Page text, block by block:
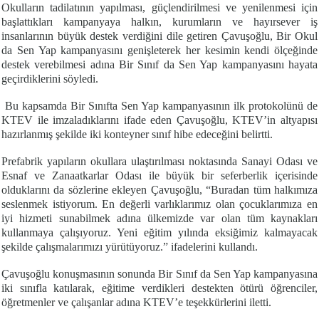
Okulların tadilatının yapılması, güçlendirilmesi ve yenilenmesi için
başlattıkları kampanyaya halkın, kurumların ve hayırsever iş
insanlarının büyük destek verdiğini dile getiren Çavuşoğlu, Bir Okul
da Sen Yap kampanyasını genişleterek her kesimin kendi ölçeğinde
destek verebilmesi adına Bir Sınıf da Sen Yap kampanyasını hayata
geçirdiklerini söyledi.
Bu kapsamda Bir Sınıfta Sen Yap kampanyasının ilk protokolünü de
KTEV ile imzaladıklarını ifade eden Çavuşoğlu, KTEV’in altyapısı
hazırlanmış şekilde iki konteyner sınıf hibe edeceğini belirtti.
Prefabrik yapıların okullara ulaştırılması noktasında Sanayi Odası ve
Esnaf ve Zanaatkarlar Odası ile büyük bir seferberlik içerisinde
olduklarını da sözlerine ekleyen Çavuşoğlu, “Buradan tüm halkımıza
seslenmek istiyorum. En değerli varlıklarımız olan çocuklarımıza en
iyi hizmeti sunabilmek adına ülkemizde var olan tüm kaynakları
kullanmaya çalışıyoruz. Yeni eğitim yılında eksiğimiz kalmayacak
şekilde çalışmalarımızı yürütüyoruz.” ifadelerini kullandı.
Çavuşoğlu konuşmasının sonunda Bir Sınıf da Sen Yap kampanyasına
iki sınıfla katılarak, eğitime verdikleri destekten ötürü öğrenciler,
öğretmenler ve çalışanlar adına KTEV’e teşekkürlerini iletti.